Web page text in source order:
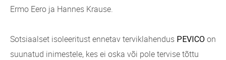
Ermo Eero ja Hannes Krause.
Sotsiaalset isoleeritust ennetav terviklahendus PEVICO on
suunatud inimestele, kes ei oska või pole tervise tõttu